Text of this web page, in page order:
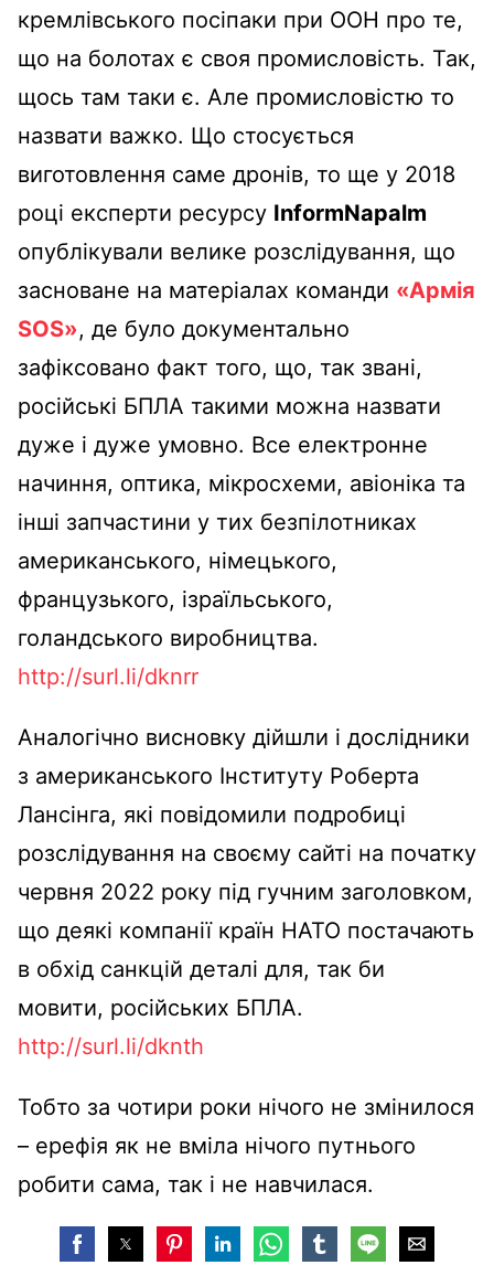
кремлівського посіпаки при ООН про те,
що на болотах є своя промисловість. Так,
щось там таки є. Але промисловістю то
назвати важко. Що стосується
виготовлення саме дронів, то ще у 2018
році експерти ресурсу InformNapalm
опублікували велике розслідування, що
засноване на матеріалах команди «Армія
SOS», де було документально
зафіксовано факт того, що, так звані,
російські БПЛА такими можна назвати
дуже і дуже умовно. Все електронне
начиння, оптика, мікросхеми, авіоніка та
інші запчастини у тих безпілотниках
американського, німецького,
французького, ізраїльського,
голандського виробництва.
http://surl.li/dknrr
Аналогічно висновку дійшли і дослідники
з американського Інституту Роберта
Лансінга, які повідомили подробиці
розслідування на своєму сайті на початку
червня 2022 року під гучним заголовком,
що деякі компанії країн НАТО постачають
в обхід санкцій деталі для, так би
мовити, російських БПЛА.
http://surl.li/dknth
Тобто за чотири роки нічого не змінилося
– ерефія як не вміла нічого путнього
робити сама, так і не навчилася.